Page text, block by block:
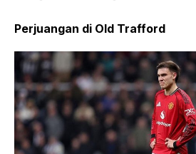
Perjuangan di Old Trafford